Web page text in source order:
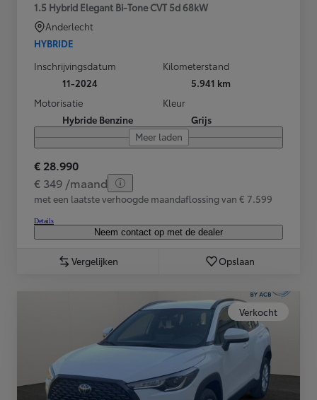
1.5 Hybrid Elegant Bi-Tone CVT 5d 68kW
Anderlecht
HYBRIDE
Inschrijvingsdatum
11-2024
Kilometerstand
5.941 km
Motorisatie
Hybride Benzine
Kleur
Grijs
Meer laden
€ 28.990
€ 349 /maand
met een laatste verhoogde maandaflossing van € 7.599
Details
Neem contact op met de dealer
Vergelijken Opslaan
Verkocht